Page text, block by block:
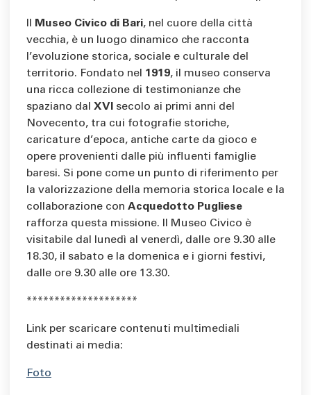
Museo Civico di Bari, nel cuore della città
vecchia, è un luogo dinamico che racconta
l’evoluzione storica, sociale e culturale del
territorio. Fondato nel 1919, il museo conserva
una ricca collezione di testimonianze che
spaziano dal XVI secolo ai primi anni del
Novecento, tra cui fotografie storiche,
caricature d’epoca, antiche carte da gioco e
opere provenienti dalle più influenti famiglie
baresi. Si pone come un punto di riferimento per
la valorizzazione della memoria storica locale e la
collaborazione con Acquedotto Pugliese
rafforza questa missione. Il Museo Civico è
visitabile dal lunedì al venerdì, dalle ore 9.30 alle
18.30, il sabato e la domenica e i giorni festivi,
dalle ore 9.30 alle ore 13.30.
********************
Link per scaricare contenuti multimediali
destinati ai media:
Foto